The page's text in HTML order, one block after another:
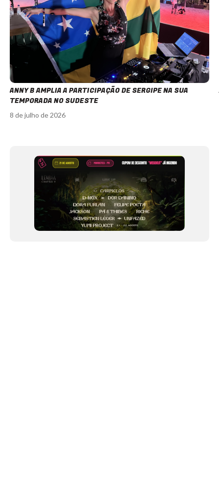
ANNY B AMPLIA A PARTICIPAÇÃO DE SERGIPE NA SUA
TEMPORADA NO SUDESTE
8 de julho de 2026